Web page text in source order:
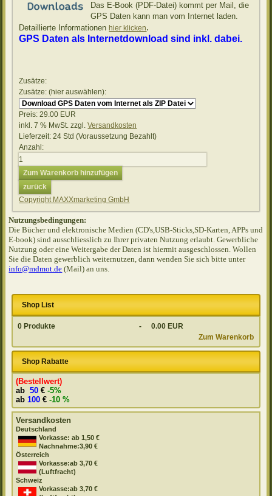
Das E-Book (PDF-Datei) kommt per Mail, die
GPS Daten kann man vom Internet laden.
Detaillierte Informationen hier klicken.
GPS Daten als Internetdownload sind inkl. dabei.
Zusätze:
Zusätze: (hier auswählen):
Preis:29.00 EUR
inkl. 7 % MwSt. zzgl.Versandkosten
Lieferzeit: 24 Std (Voraussetzung Bezahlt)
Anzahl:
Copyright MAXXmarketing GmbH
Nutzungsbedingungen:
Die Bücher und elektronische Medien (CD's,USB-Sticks,SD-Karten, APPs und
E-book) sind ausschliesslich zu Ihrer privaten Nutzung erlaubt. Gewerbliche
Nutzung oder eine Weitergabe der Daten ist hiermit ausgeschlossen. Wollen
Sie die Daten gewerblich weiternutzen, dann wenden Sie sich bitte unter
info@mdmot.de (Mail) an uns.
Shop List
0 Produkte -
0.00 EUR
Zum Warenkorb
Shop Rabatte
(Bestellwert)
ab 50 €-5%
ab 100 €-10 %
Versandkosten
Deutschland
Vorkasse: ab 1,50 €
Nachnahme:3,90 €
Österreich
Vorkasse:ab 3,70 €
(Luftfracht)
Schweiz
Vorkasse:ab 3,70 €